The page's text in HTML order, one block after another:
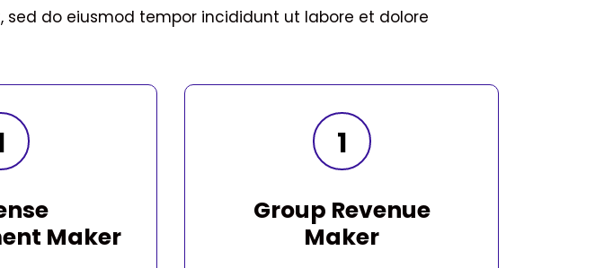
do eiusmod tempor incididunt ut labore et dolore
Maker
1
Group Revenue
Maker